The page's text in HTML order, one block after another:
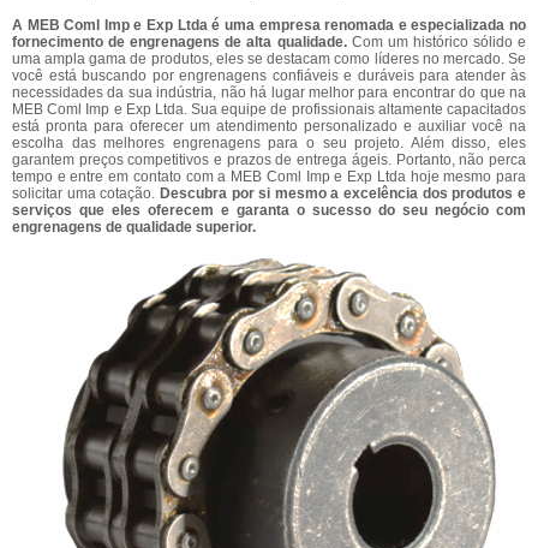
A MEB Coml Imp e Exp Ltda é uma empresa renomada e especializada no
fornecimento de engrenagens de alta qualidade.Com um histórico sólido e
uma ampla gama de produtos, eles se destacam como líderes no mercado. Se
você está buscando por engrenagens confiáveis e duráveis para atender às
necessidades da sua indústria, não há lugar melhor para encontrar do que na
MEB Coml Imp e Exp Ltda. Sua equipe de profissionais altamente capacitados
está pronta para oferecer um atendimento personalizado e auxiliar você na
escolha das melhores engrenagens para o seu projeto. Além disso, eles
garantem preços competitivos e prazos de entrega ágeis. Portanto, não perca
tempo e entre em contato com a MEB Coml Imp e Exp Ltda hoje mesmo para
solicitar uma cotação. Descubra por si mesmo a excelência dos produtos e
serviços que eles oferecem e garanta o sucesso do seu negócio com
engrenagens de qualidade superior.